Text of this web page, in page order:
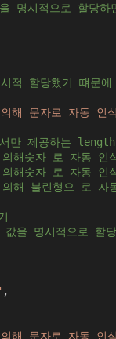
명시적으로 할당
할당했기 떄문에
해 문자로 자동 인
만 제공하는
의해숫자 로 자동
의해숫자 로 자
해 불린형으 로
을 명시적으로 할
,
해 문자로 자동 인